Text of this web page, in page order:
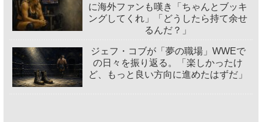
に海外ファンも嘆き「ちゃんとブッキ
ングしてくれ」「どうしたら持て余せ
るんだ？」
ジェフ・コブが「夢の職場」WWEで
の日々を振り返る。「楽しかったけ
ど、もっと良い方向に進めたはずだ」